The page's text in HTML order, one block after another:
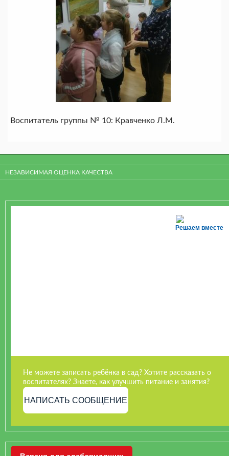
Воспитатель группы № 10: Кравченко Л.М.
НЕЗАВИСИМАЯ ОЦЕНКА КАЧЕСТВА
Решаем вместе
Не можете записать ребёнка в сад? Хотите рассказать о
воспитателях? Знаете, как улучшить питание и занятия?
НАПИСАТЬ СООБЩЕНИЕ